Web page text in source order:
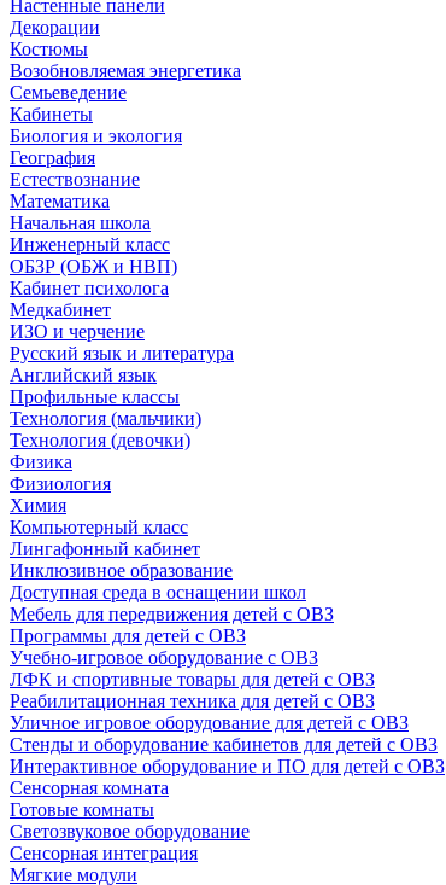
Настенные панели
Декорации
Костюмы
Возобновляемая энергетика
Семьеведение
Кабинеты
Биология и экология
География
Естествознание
Математика
Начальная школа
Инженерный класс
ОБЗР (ОБЖ и НВП)
Кабинет психолога
Медкабинет
ИЗО и черчение
Русский язык и литература
Английский язык
Профильные классы
Технология (мальчики)
Технология (девочки)
Физика
Физиология
Химия
Компьютерный класс
Лингафонный кабинет
Инклюзивное образование
Доступная среда в оснащении школ
Мебель для передвижения детей с ОВЗ
Программы для детей с ОВЗ
Учебно-игровое оборудование с ОВЗ
ЛФК и спортивные товары для детей с ОВЗ
Реабилитационная техника для детей с ОВЗ
Уличное игровое оборудование для детей с ОВЗ
Стенды и оборудование кабинетов для детей с ОВЗ
Интерактивное оборудование и ПО для детей с ОВЗ
Сенсорная комната
Готовые комнаты
Светозвуковое оборудование
Сенсорная интеграция
Мягкие модули